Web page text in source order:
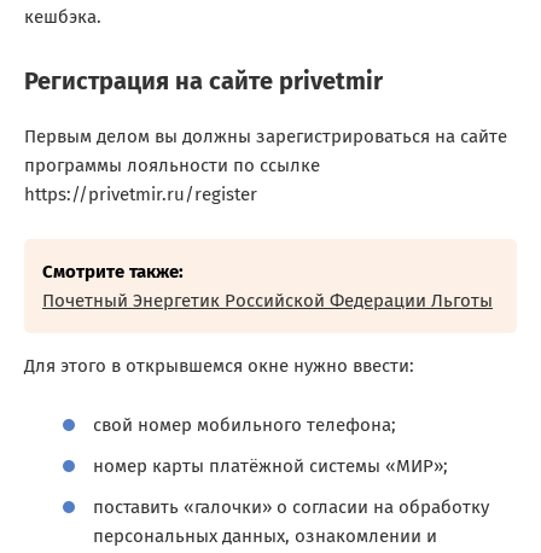
кешбэка.
Регистрация на сайте privetmir
Первым делом вы должны зарегистрироваться на сайте
программы лояльности по ссылке
https://privetmir.ru/register
Смотрите также:
Почетный Энергетик Российской Федерации Льготы
Для этого в открывшемся окне нужно ввести:
свой номер мобильного телефона;
номер карты платёжной системы «МИР»;
поставить «галочки» о согласии на обработку
персональных данных, ознакомлении и